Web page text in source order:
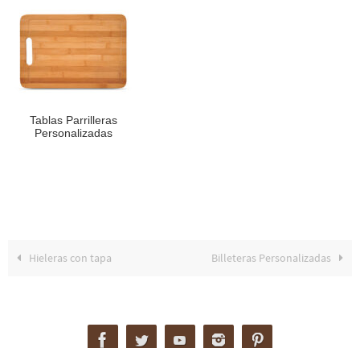
Tablas Parrilleras
Personalizadas
Hieleras con tapa Billeteras Personalizadas